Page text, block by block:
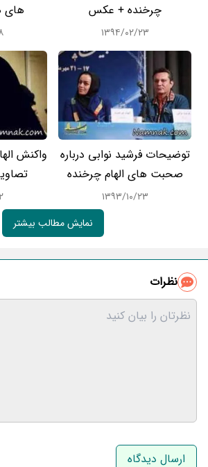
چرخنده + عکس
۱۳۹۴/۰۲/۲۳
های
توضیحات فرشید نوابی درباره
صحبت های الهام چرخنده
۱۳۹۳/۱۰/۲۳
واکنش
نمایش مطالب بیشتر
نظرات
نام و نام خانوادگی